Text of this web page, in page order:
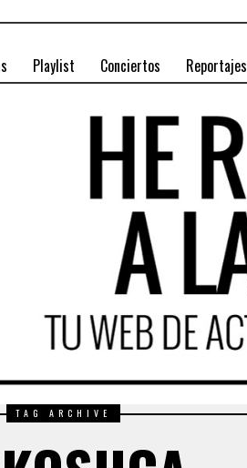
Playlist Conciertos Reportajes
TAG ARCHIVE